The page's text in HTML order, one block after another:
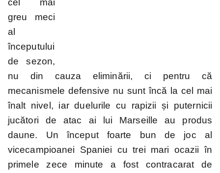
Mondial
Liga
Națiunilor
greu meci
al
începutului
de sezon,
nu din cauza eliminării, ci pentru că
mecanismele defensive nu sunt încă la cel mai
înalt nivel, iar duelurile cu rapizii și puternicii
jucători de atac ai lui Marseille au produs
daune. Un început foarte bun de joc al
vicecampioanei Spaniei cu trei mari ocazii în
primele zece minute a fost contracarat de